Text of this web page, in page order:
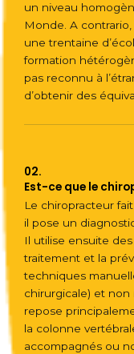
un niveau
Monde. A
une trentaine
formation
pas reconnu à
d’obtenir des
02.
Est-ce que le
Le chiropracteur
il pose un
Il utilise ensuite
traitement et la
techniques
chirurgicale) et
repose
la colonne
accompagnés ou